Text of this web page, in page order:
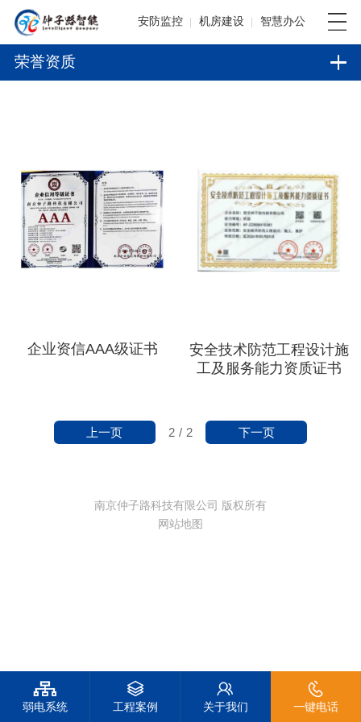
安防监控 机房建设 智慧办公
荣誉资质
企业资信AAA级证书
安全技术防范工程设计施
工及服务能力资质证书
2 / 2
上一页 下一页
南京仲子路科技有限公司 版权所有
网站地图
弱电系统 工程案例 关于我们 一键电话